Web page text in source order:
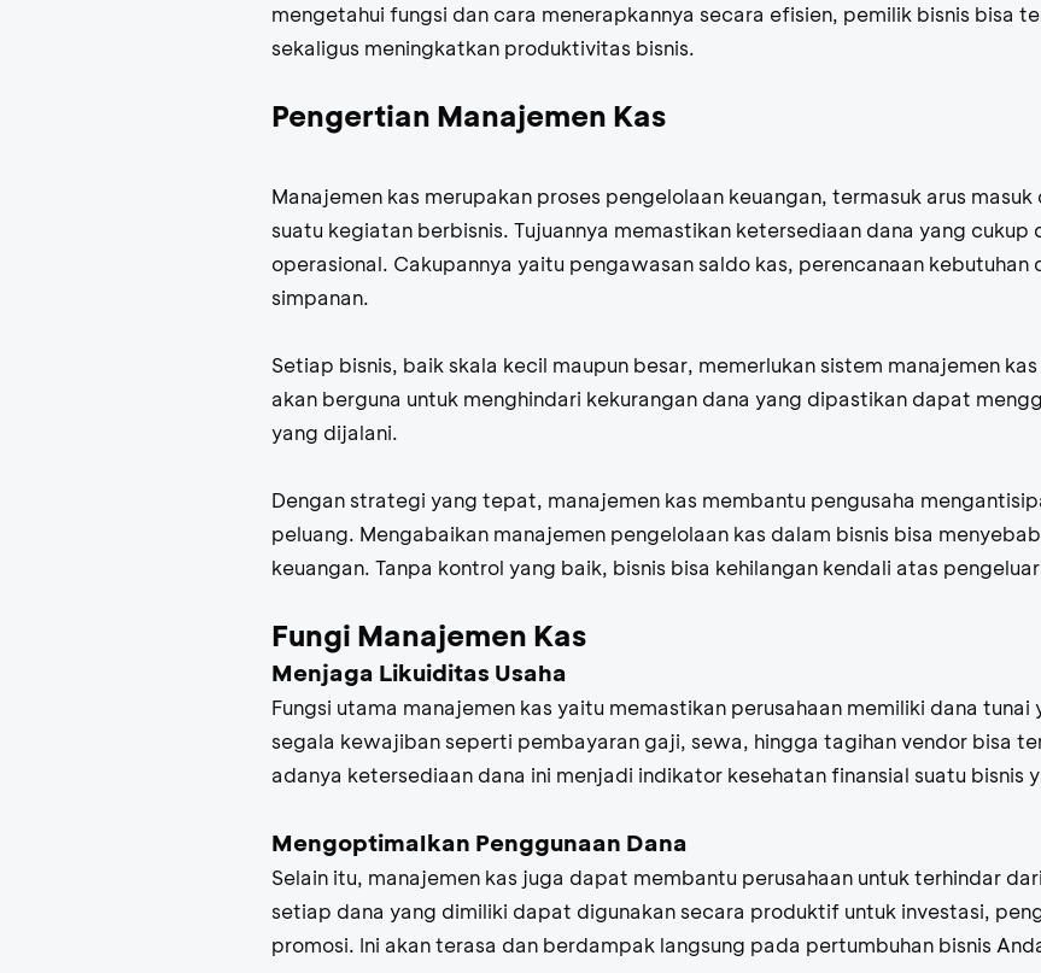
mengetahui fungsi dan cara menerapkannya secara efisien, pemilik bisnis bisa
sekaligus meningkatkan produktivitas bisnis.
Pengertian Manajemen Kas
Manajemen kas merupakan proses pengelolaan keuangan, termasuk arus
suatu kegiatan berbisnis. Tujuannya memastikan ketersediaan dana yang
operasional. Cakupannya yaitu pengawasan saldo kas, perencanaan kebutuhan
simpanan.
Setiap bisnis, baik skala kecil maupun besar, memerlukan sistem manajemen
akan berguna untuk menghindari kekurangan dana yang dipastikan dapat
yang dijalani.
Dengan strategi yang tepat, manajemen kas membantu pengusaha
peluang. Mengabaikan manajemen pengelolaan kas dalam bisnis bisa
keuangan. Tanpa kontrol yang baik, bisnis bisa kehilangan kendali atas
Fungi Manajemen Kas
Menjaga Likuiditas Usaha
Fungsi utama manajemen kas yaitu memastikan perusahaan memiliki dana
segala kewajiban seperti pembayaran gaji, sewa, hingga tagihan vendor bisa
adanya ketersediaan dana ini menjadi indikator kesehatan finansial suatu bisnis
Mengoptimalkan Penggunaan Dana
Selain itu, manajemen kas juga dapat membantu perusahaan untuk terhindar
setiap dana yang dimiliki dapat digunakan secara produktif untuk investasi,
promosi. Ini akan terasa dan berdampak langsung pada pertumbuhan bisnis